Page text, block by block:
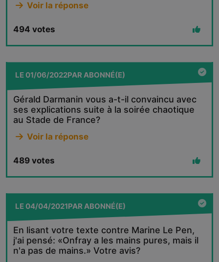
Voir la réponse
494 votes
LE01/06/2022PARABONNÉ(E)
Gérald Darmanin vous a-t-il convaincu avec
ses explications suite à la soirée chaotique
au Stade de France?
Voir la réponse
489 votes
LE04/04/2021PARABONNÉ(E)
En lisant votre texte contre Marine Le Pen,
j'ai pensé: «Onfray a les mains pures, mais il
n'a pas de mains.» Votre avis?